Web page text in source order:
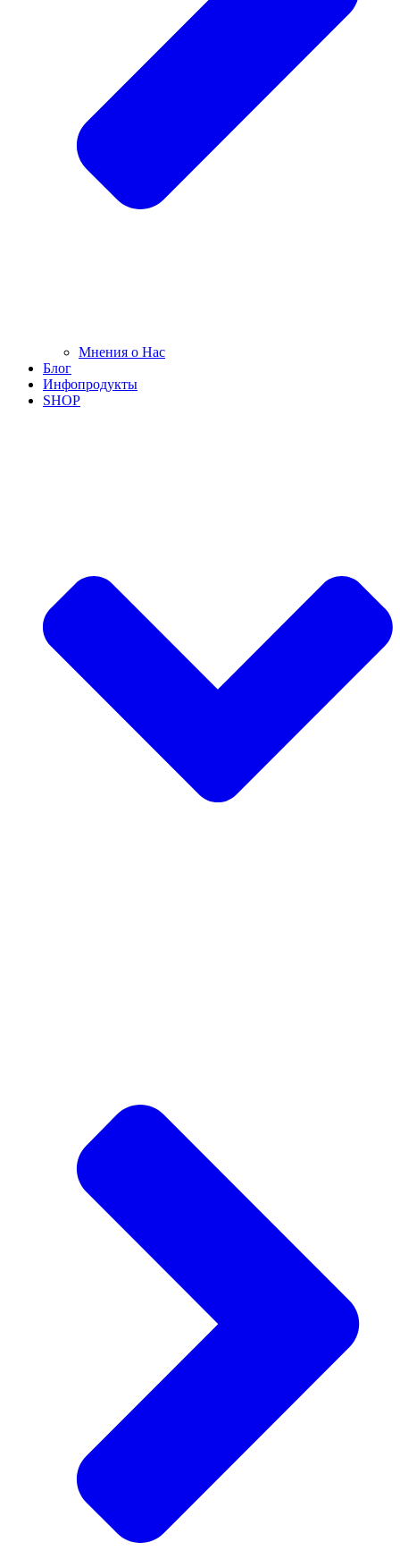
Мнения о Нас
Блог
Инфопродукты
SHOP